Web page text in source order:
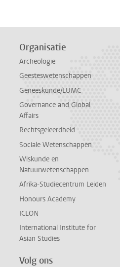
Organisatie
Archeologie
Geesteswetenschappen
Geneeskunde/LUMC
Governance and Global
Affairs
Rechtsgeleerdheid
Sociale Wetenschappen
Wiskunde en
Natuurwetenschappen
Afrika-Studiecentrum Leiden
Honours Academy
ICLON
International Institute for
Asian Studies
Volg ons